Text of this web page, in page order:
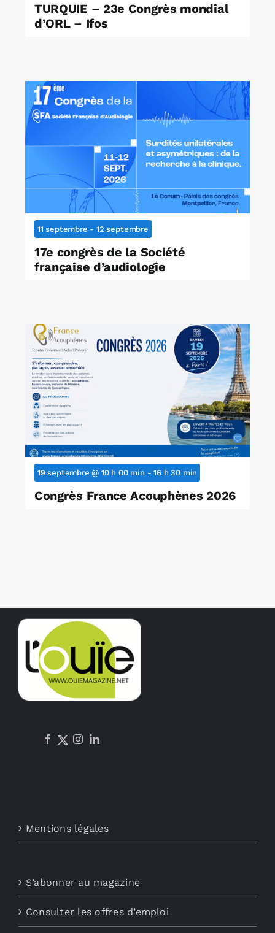
TURQUIE – 23e Congrès mondial
d’ORL – Ifos
17e congrès de la Société
française d’audiologie
11 septembre -12 septembre
Congrès France Acouphènes 2026
19 septembre @ 10 h 00 min -16 h 30 min
Mentions légales
S’abonner au magazine
Consulter les offres d’emploi